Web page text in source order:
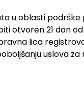
u oblasti podrške
otvoren 21 dan
lica
uslova